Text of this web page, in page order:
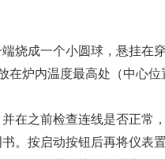
端烧成一个小圆球，悬挂
在炉内温度最高处（中心
并在之前检查连线是否正常
。按启动按钮后再将仪表